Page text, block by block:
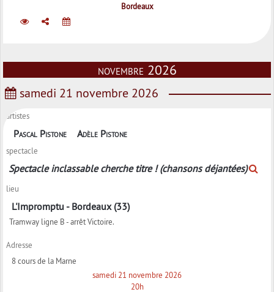
Bordeaux
novembre 2026
samedi 21 novembre 2026
artistes
Pascal Pistone Adèle Pistone
spectacle
Spectacle inclassable cherche titre ! (chansons déjantées)
lieu
L'Impromptu - Bordeaux (33)
Tramway ligne B - arrêt Victoire.
Adresse
8 cours de la Marne
samedi 21 novembre 2026
20h